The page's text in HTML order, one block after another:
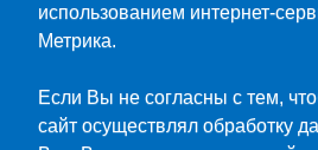
Министерство науки и высшего
Госуслуги>>
использованием интернет-
Метрика.
Если Вы не согласны с тем,
сайт осуществлял обработку